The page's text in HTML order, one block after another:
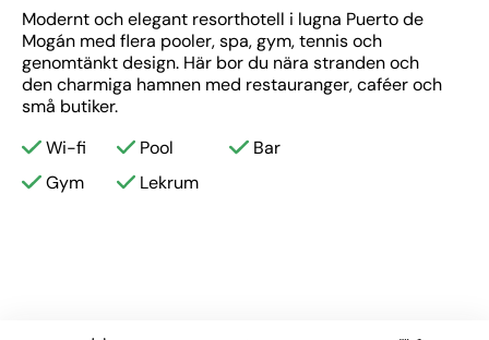
Modernt och elegant resorthotell i lugna Puerto de
Mogán med flera pooler, spa, gym, tennis och
genomtänkt design. Här bor du nära stranden och
den charmiga hamnen med restauranger, caféer och
små butiker.
Wi-fi
Pool
Bar
Gym
Lekrum